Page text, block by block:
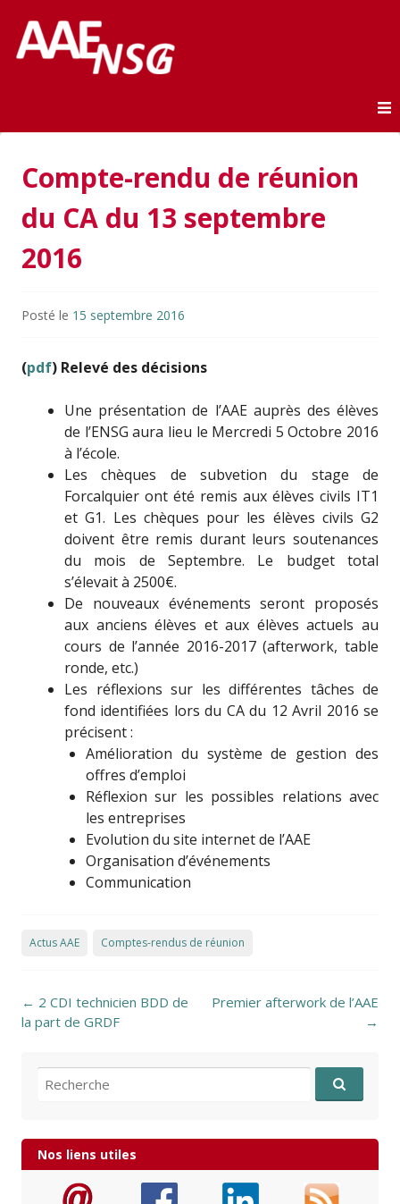
AAE-ENSG
Compte-rendu de réunion
du CA du 13 septembre
2016
Posté le 15 septembre 2016
(pdf) Relevé des décisions
Une présentation de l’AAE auprès des élèves
de l’ENSG aura lieu le Mercredi 5 Octobre 2016
à l’école.
Les chèques de subvetion du stage de
Forcalquier ont été remis aux élèves civils IT1
et G1. Les chèques pour les élèves civils G2
doivent être remis durant leurs soutenances
du mois de Septembre. Le budget total
s’élevait à 2500€.
De nouveaux événements seront proposés
aux anciens élèves et aux élèves actuels au
cours de l’année 2016-2017 (afterwork, table
ronde, etc.)
Les réflexions sur les différentes tâches de
fond identifiées lors du CA du 12 Avril 2016 se
précisent :
Amélioration du système de gestion des
offres d’emploi
Réflexion sur les possibles relations avec
les entreprises
Evolution du site internet de l’AAE
Organisation d’événements
Communication
Actus AAE Comptes-rendus de réunion
Post navigation
← 2 CDI technicien BDD de
la part de GRDF
Premier afterwork de l’AAE
→
Recherche pour:
Nos liens utiles